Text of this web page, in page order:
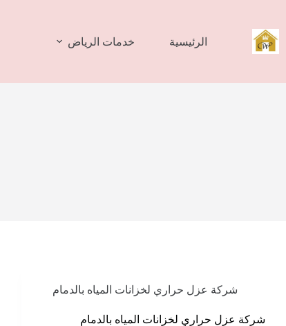
المحتوى
الرئيسية خدمات الرياض
شركة عزل حراري لخزانات المياه بالدمام
شركة عزل حراري لخزانات المياه بالدمام